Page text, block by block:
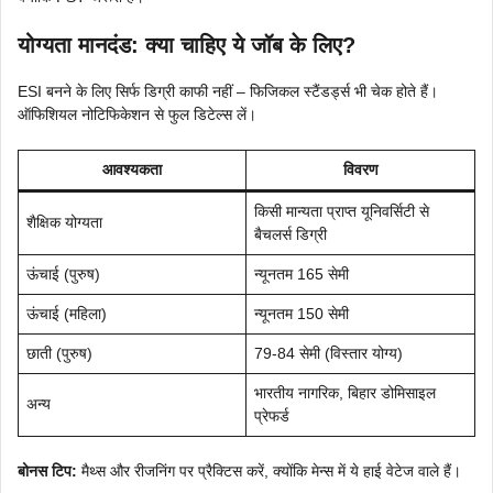
योग्यता मानदंड: क्या चाहिए ये जॉब के लिए?
ESI बनने के लिए सिर्फ डिग्री काफी नहीं – फिजिकल स्टैंडर्ड्स भी चेक होते हैं।
ऑफिशियल नोटिफिकेशन से फुल डिटेल्स लें।
आवश्यकता विवरण
शैक्षिक योग्यता
किसी मान्यता प्राप्त यूनिवर्सिटी से
बैचलर्स डिग्री
ऊंचाई (पुरुष) न्यूनतम 165 सेमी
ऊंचाई (महिला) न्यूनतम 150 सेमी
छाती (पुरुष) 79-84 सेमी (विस्तार योग्य)
अन्य
भारतीय नागरिक, बिहार डोमिसाइल
प्रेफर्ड
बोनस टिप: मैथ्स और रीजनिंग पर प्रैक्टिस करें, क्योंकि मेन्स में ये हाई वेटेज वाले हैं।